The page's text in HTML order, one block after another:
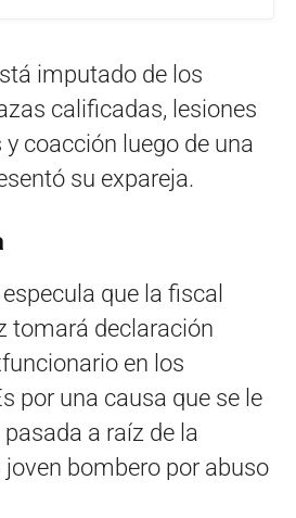
imputado de los
calificadas, lesiones
y coacción luego de una
su expareja.
que la fiscal
tomará declaración
en los
por una causa que se le
a raíz de la
joven bombero por abuso